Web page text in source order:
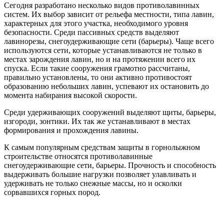
Сегодня разработано несколько видов противолавинных
систем. Их выбор зависит от рельефа местности, типа лавин,
характерных для этого участка, необходимого уровня
безопасности. Среди пассивных средств выделяют
лавинорезы, снегоудерживающие сети (барьеры). Чаще всего
используются сети, которые устанавливаются не только в
местах зарождения лавин, но и на протяжении всего их
спуска. Если такие сооружения грамотно рассчитаны,
правильно установлены, то они активно противостоят
образованию небольших лавин, успевают их остановить до
момента набирания высокой скорости.
Среди удерживающих сооружений выделяют щиты, барьеры,
изгороди, зонтики. Их так же устанавливают в местах
формирования и прохождения лавины.
К самым популярным средствам защиты в горнолыжном
строительстве относятся противолавинные
снегоудерживающие сети, барьеры. Прочность и способность
выдерживать большие нагрузки позволяет улавливать и
удерживать не только снежные массы, но и осколки
сорвавшихся горных пород.